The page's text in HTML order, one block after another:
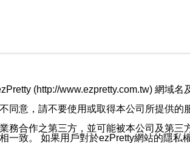
(http://www.ezpretty.com.tw) 網域
意，請不要使用或取得本公司所提供的
合作之第三方，並可能被本公司及第
致。 如果用戶對於ezPretty網站的隱